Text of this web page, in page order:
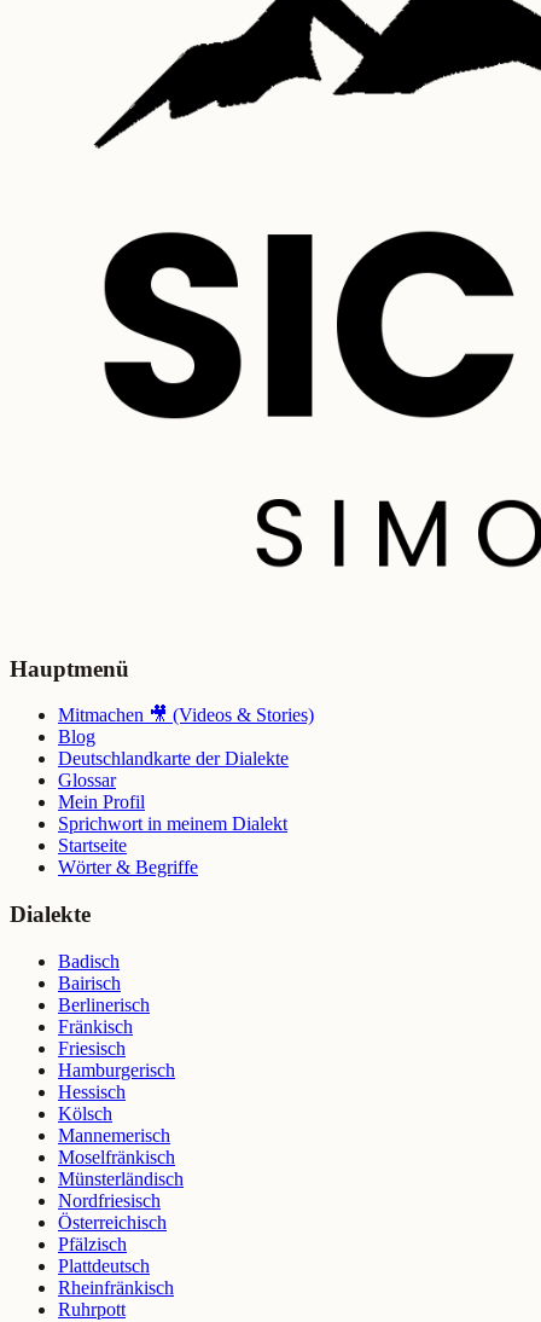
Hauptmenü
Mitmachen 🎥 (Videos & Stories)
Blog
Deutschlandkarte der Dialekte
Glossar
Mein Profil
Sprichwort in meinem Dialekt
Startseite
Wörter & Begriffe
Dialekte
Badisch
Bairisch
Berlinerisch
Fränkisch
Friesisch
Hamburgerisch
Hessisch
Kölsch
Mannemerisch
Moselfränkisch
Münsterländisch
Nordfriesisch
Österreichisch
Pfälzisch
Plattdeutsch
Rheinfränkisch
Ruhrpott